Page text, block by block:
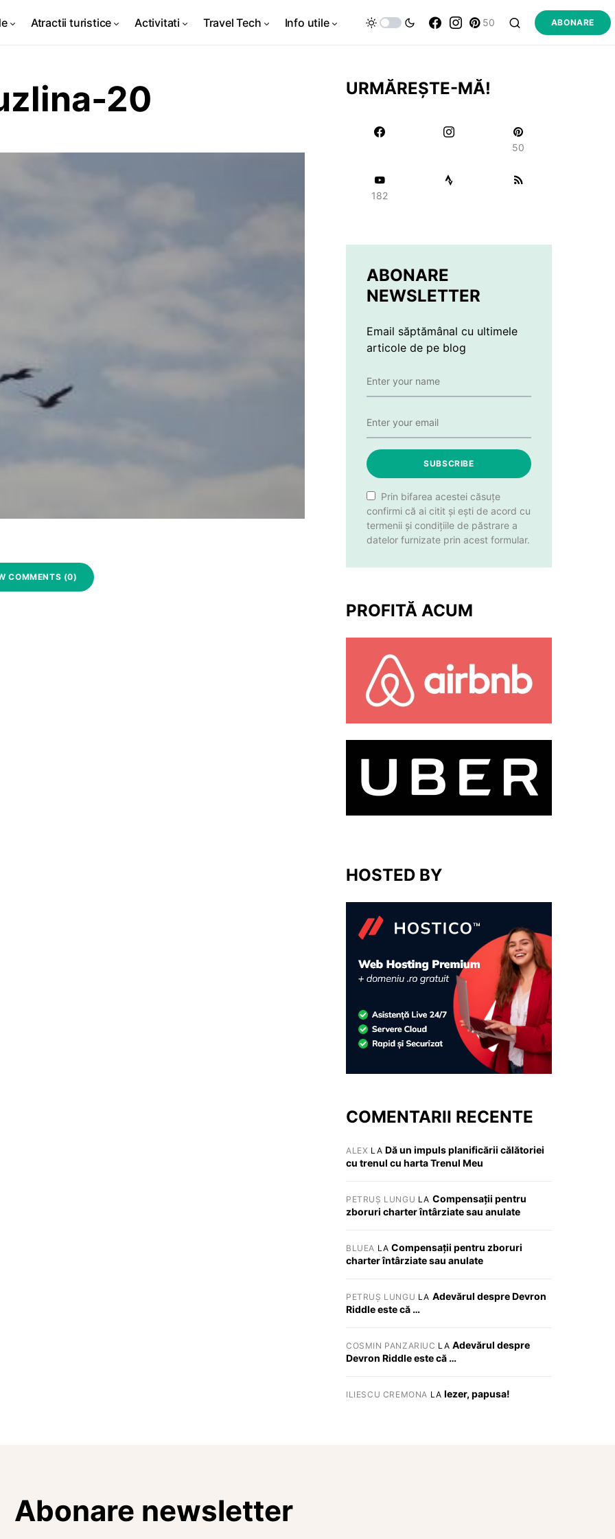
Atractii turistice Activitati Travel Tech Info utile 50 ABONARE
20
COMMENTS (0)
URMĂREȘTE-MĂ!
50
182
ABONARE
NEWSLETTER
Email săptămânal cu ultimele
articole de pe blog
SUBSCRIBE
Prin bifarea acestei căsuțe
confirmi că ai citit și ești de acord cu
termenii și condițiile de păstrare a
datelor furnizate prin acest formular.
PROFITĂ ACUM
HOSTED BY
COMENTARII RECENTE
ALEX LA Dă un impuls planificării călătoriei
cu trenul cu harta Trenul Meu
PETRUȘ LUNGU LA Compensații pentru
zboruri charter întârziate sau anulate
BLUEA LACompensații pentru zboruri
charter întârziate sau anulate
PETRUȘ LUNGU LA Adevărul despre Devron
Riddle este că …
COSMIN PANZARIUC LA Adevărul despre
Devron Riddle este că …
ILIESCU CREMONA LA Iezer, papusa!
Abonare newsletter